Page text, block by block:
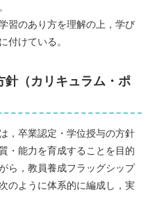
習のあり⽅を理解の上，学び
付けている。
（カリキュラム・ポ
，卒業認定・学位授与の⽅針
・能⼒を育成することを⽬的
ら，教員養成フラッグシップ
のように体系的に編成し，実